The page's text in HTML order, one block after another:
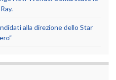
alla direzione dello Star